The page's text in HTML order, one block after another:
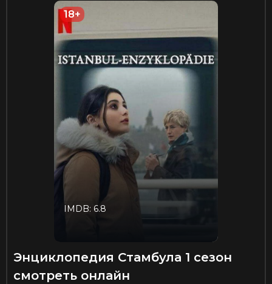
18+
IMDB: 6.8
Энциклопедия Стамбула 1 сезон
смотреть онлайн